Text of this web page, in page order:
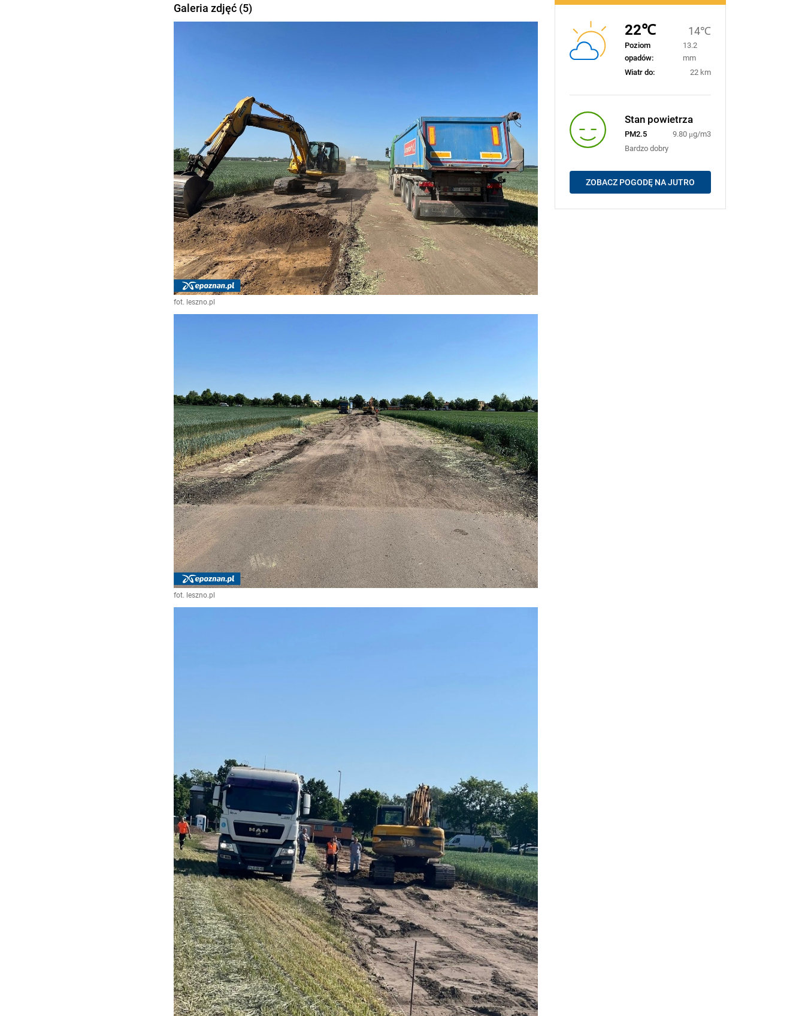
Galeria zdjęć (5)
fot. leszno.pl
fot. leszno.pl
22℃ 14℃
Poziom
opadów:
13.2
mm
Wiatr do:
22 km
Stan powietrza
PM2.5
9.80 μg/m3
Bardzo dobry
ZOBACZ POGODĘ NA JUTRO